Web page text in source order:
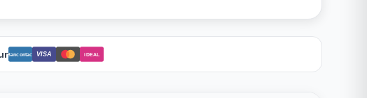
Bancontact VISA iDEAL